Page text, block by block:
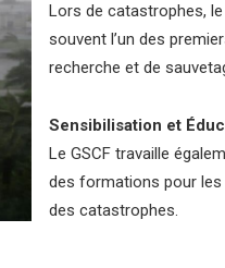
Lors de catastrophes,
souvent l’un des
recherche et de
Sensibilisation et
Le GSCF travaille
des formations pour les
des catastrophes.